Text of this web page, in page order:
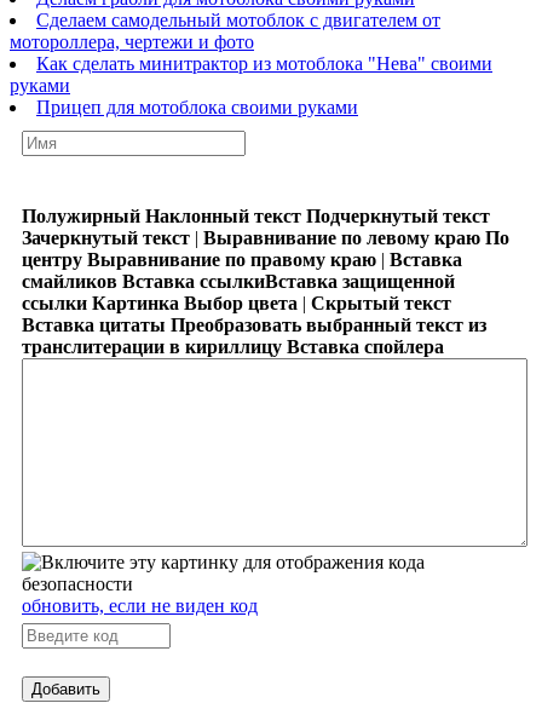
Сделаем самодельный мотоблок с двигателем от
мотороллера, чертежи и фото
Как сделать минитрактор из мотоблока "Нева" своими
руками
Прицеп для мотоблока своими руками
Полужирный Наклонный текст Подчеркнутый текст
Зачеркнутый текст | Выравнивание по левому краю По
центру Выравнивание по правому краю | Вставка
смайликов Вставка ссылкиВставка защищенной
ссылки Картинка Выбор цвета | Скрытый текст
Вставка цитаты Преобразовать выбранный текст из
транслитерации в кириллицу Вставка спойлера
обновить, если не виден код
Добавить